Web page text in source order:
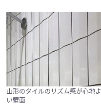
山形のタイルのリズム感が心地よ
い壁面